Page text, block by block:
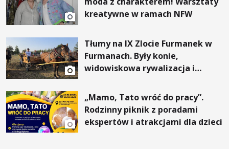
kreatywne w ramach NFW
Tłumy na IX Zlocie Furmanek w
Furmanach. Były konie,
widowiskowa rywalizacja i
„Mamo, Tato wróć do pracy”.
Rodzinny piknik z poradami
ekspertów i atrakcjami dla dzieci